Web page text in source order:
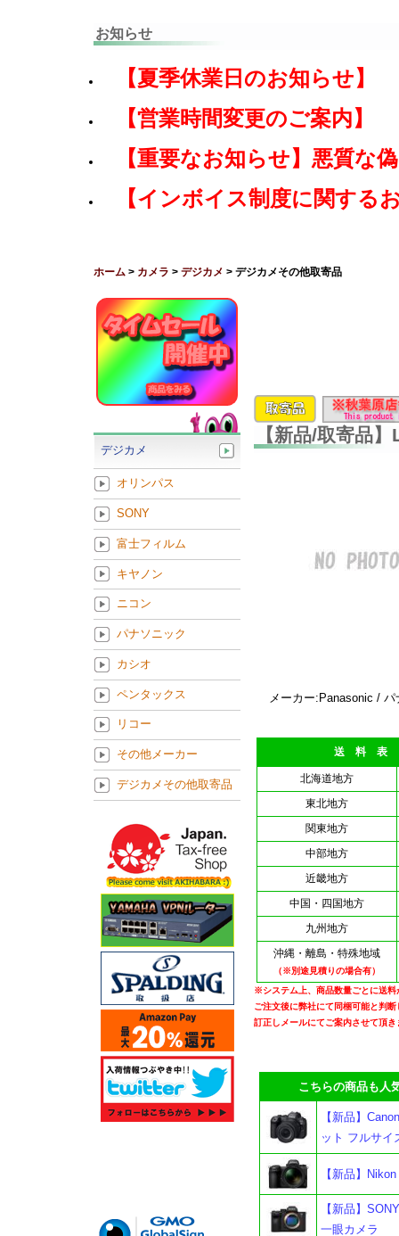
お知らせ
【夏季休業日のお知らせ】
【営業時間変更のご案内】
【重要なお知らせ】悪質な
【インボイス制度に関する
ホーム > カメラ > デジカメ > デジカメその他取寄品
【新品/取寄品
メーカー:Panasonic / パ
送 料 表
北海道地方
東北地方
関東地方
中部地方
近畿地方
中国・四国地方
九州地方
沖縄・離島・特殊地域
（※別途見積りの場合有）
※システム上、商品数量ごとに送料
ご注文後に弊社にて同梱可能と判
訂正しメールにてご案内させて頂き
こちらの商品も人気
【新品】
ット フルサイ
【新品】
【新品】
一眼カメラ
デジカメ
オリンパス
SONY
富士フィルム
キヤノン
ニコン
パナソニック
カシオ
ペンタックス
リコー
その他メーカー
デジカメその他取寄品